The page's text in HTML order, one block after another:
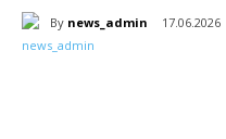
By news_admin 17.06.2026